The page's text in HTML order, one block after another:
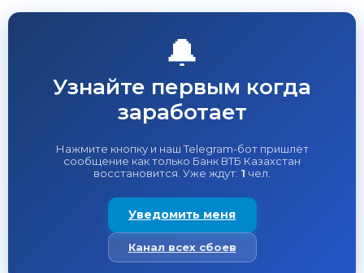
🔔
Узнайте первым когда
заработает
Нажмите кнопку и наш Telegram-бот пришлёт
сообщение как только Банк ВТБ Казахстан
восстановится. Уже ждут: 1 чел.
Уведомить меня
Канал всех сбоев